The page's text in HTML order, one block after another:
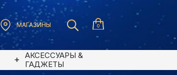
МАГАЗИНЫ 0
АКСЕССУАРЫ &
ГАДЖЕТЫ